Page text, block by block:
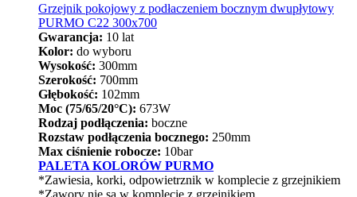
Grzejnik pokojowy z podłaczeniem bocznym dwupłytowy
PURMO C22 300x700
Gwarancja: 10 lat
Kolor: do wyboru
Wysokość: 300mm
Szerokość: 700mm
Głębokość: 102mm
Moc (75/65/20°C): 673W
Rodzaj podłączenia: boczne
Rozstaw podłączenia bocznego: 250mm
Max ciśnienie robocze: 10bar
PALETA KOLORÓW PURMO
*Zawiesia, korki, odpowietrznik w komplecie z grzejnikiem
*Zawory nie są w komplecie z grzejnikiem